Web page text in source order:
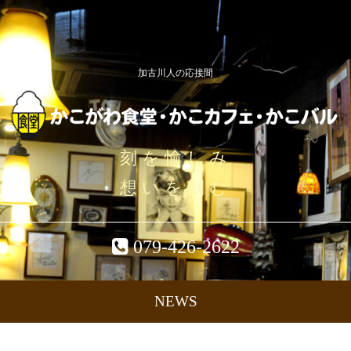
加古川人の応接間
刻を愉しみ
想いを刻む
079-426-2622
NEWS